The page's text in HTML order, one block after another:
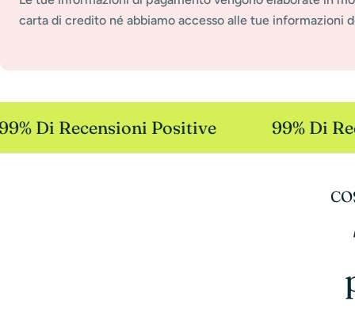
carta di credito né abbiamo accesso alle tue informazioni
Di Recensioni Positive 99% Di